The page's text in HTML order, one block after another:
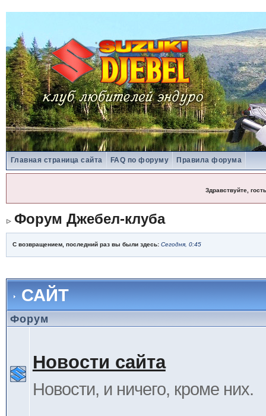
Главная страница сайта FAQ по форуму Правила форума
Здравствуйте, гость
Форум Джебел-клуба
С возвращением, последний раз вы были здесь: Сегодня, 0:45
САЙТ
Форум
Новости сайта
Новости, и ничего, кроме них.